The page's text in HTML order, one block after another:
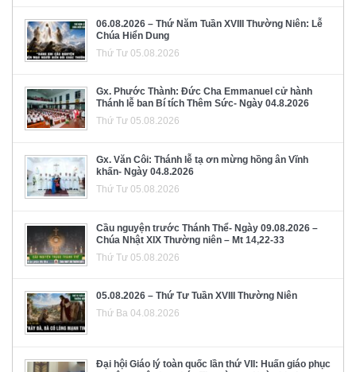
06.08.2026 – Thứ Năm Tuần XVIII Thường Niên: Lễ
Chúa Hiển Dung
Thứ Tư 05.08.2026
Gx. Phước Thành: Đức Cha Emmanuel cử hành
Thánh lễ ban Bí tích Thêm Sức- Ngày 04.8.2026
Thứ Tư 05.08.2026
Gx. Văn Côi: Thánh lễ tạ ơn mừng hồng ân Vĩnh
khấn- Ngày 04.8.2026
Thứ Tư 05.08.2026
Cầu nguyện trước Thánh Thể- Ngày 09.08.2026 –
Chúa Nhật XIX Thường niên – Mt 14,22-33
Thứ Tư 05.08.2026
05.08.2026 – Thứ Tư Tuần XVIII Thường Niên
Thứ Ba 04.08.2026
Đại hội Giáo lý toàn quốc lần thứ VII: Huấn giáo phục